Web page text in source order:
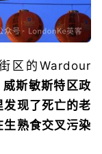
区的Wardour
斯敏斯特区政
现了死亡的老
生熟食交叉污染